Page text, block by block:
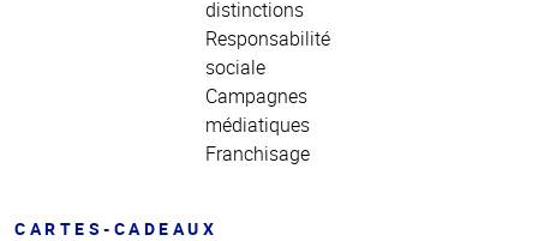
distinctions
Responsabilité
sociale
Campagnes
médiatiques
Franchisage
CARTES-CADEAUX